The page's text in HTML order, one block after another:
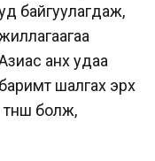
байгуулагдаж,
анх удаа
шалгах эрх
түнш болж,